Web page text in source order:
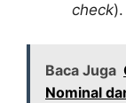
check).
Baca Juga
Nominal